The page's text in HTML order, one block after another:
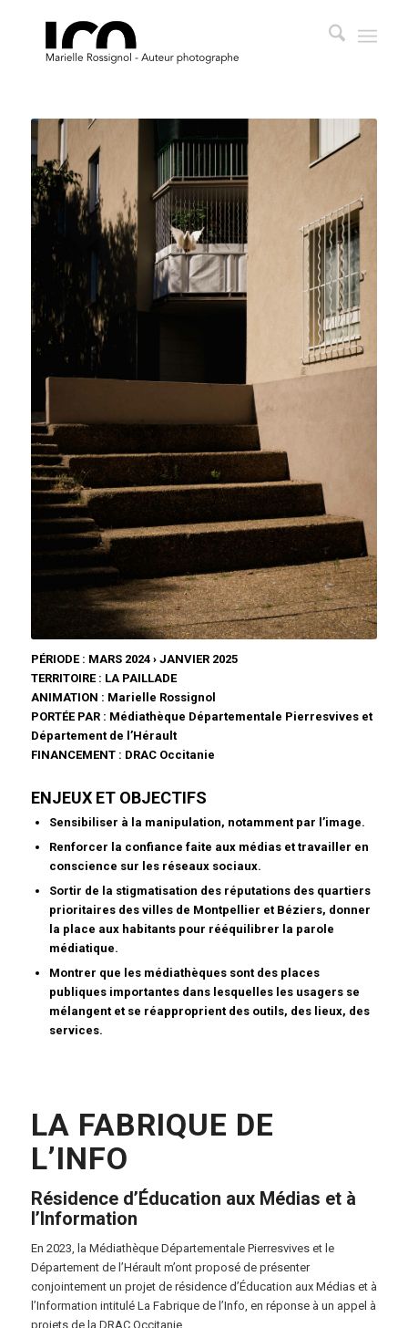
PÉRIODE : MARS 2024 › JANVIER 2025
TERRITOIRE : LA PAILLADE
ANIMATION : Marielle Rossignol
PORTÉE PAR : Médiathèque Départementale Pierresvives et
Département de l’Hérault
FINANCEMENT : DRAC Occitanie
ENJEUX ET OBJECTIFS
Sensibiliser à la manipulation, notamment par l’image.
Renforcer la confiance faite aux médias et travailler en
conscience sur les réseaux sociaux.
Sortir de la stigmatisation des réputations des quartiers
prioritaires des villes de Montpellier et Béziers, donner
la place aux habitants pour rééquilibrer la parole
médiatique.
Montrer que les médiathèques sont des places
publiques importantes dans lesquelles les usagers se
mélangent et se réapproprient des outils, des lieux, des
services.
LA FABRIQUE DE
L’INFO
Résidence d’Éducation aux Médias et à
l’Information
En 2023, la Médiathèque Départementale Pierresvives et le
Département de l’Hérault m’ont proposé de présenter
conjointement un projet de résidence d’Éducation aux Médias et à
l’Information intitulé La Fabrique de l’Info, en réponse à un appel à
projets de la DRAC Occitanie.